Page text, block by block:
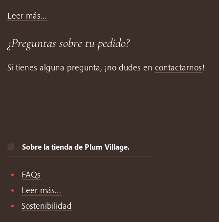
Leer más…
¿Preguntas sobre tu pedido?
Si tienes alguna pregunta, ¡no dudes en contactarnos!
Sobre la tienda de Plum Village.
FAQs
Leer más…
Sostenibilidad